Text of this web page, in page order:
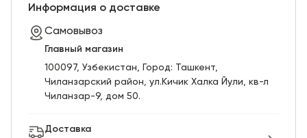
RU ENG
Информация о доставке
Самовывоз
Главный магазин
100097, Узбекистан, Город: Ташкент,
Чиланзарский pайон, ул.Кичик Халка Йули, кв-л
Чиланзар-9, дом 50.
Доставка